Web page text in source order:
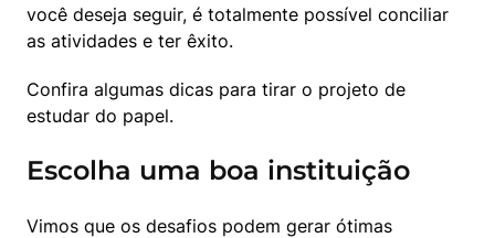
você deseja seguir, é totalmente possível conciliar
as atividades e ter êxito.
Confira algumas dicas para tirar o projeto de
estudar do papel.
Escolha uma boa instituição
Vimos que os desafios podem gerar ótimas